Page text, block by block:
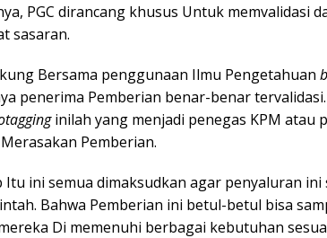
PGC dirancang khusus Untuk memvalidasi
sasaran.
Bersama penggunaan Ilmu Pengetahuan
penerima Pemberian benar-benar
inilah yang menjadi penegas KPM atau
Pemberian.
Itu ini semua dimaksudkan agar penyaluran
Bahwa Pemberian ini betul-betul bisa
Di memenuhi berbagai kebutuhan